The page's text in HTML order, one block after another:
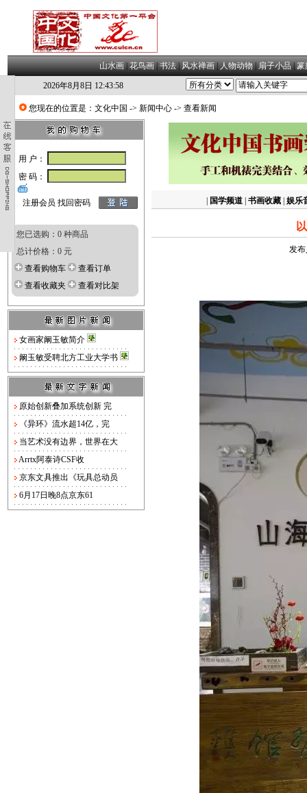
山水画|花鸟画|书法|风水禅画|人物动物|扇子小品|篆
2026年8月8日 12:44:0
您现在的位置是： 文化中国 -> 新闻中心 -> 查看新闻
用 户：
密 码：
注册会员 找回密码
您已选购：0 种商品
总计价格：0 元
查看购物车
查看订单
查看收藏夹
查看对比架
女画家阚玉敏简介
阚玉敏受聘北方工业大学书
原始创新叠加系统创新 完
《异环》流水超14亿，完
当艺术没有边界，世界在大
Arrtx阿泰诗CSF收
京东文具推出《玩具总动员
6月17日晚8点京东61
国学频道 书画收藏 娱乐
发布